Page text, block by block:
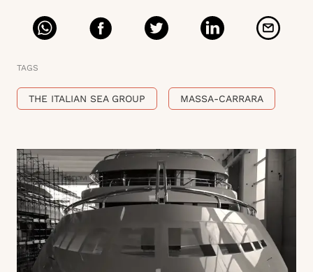
TAGS
THE ITALIAN SEA GROUP MASSA-CARRARA